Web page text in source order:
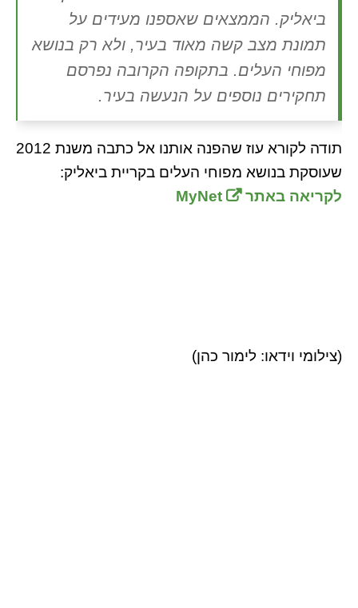
ביאליק. הממצאים שאספנו מעידים על
תמונת מצב קשה מאוד בעיר, ולא רק בנושא
מפוחי העלים. בתקופה הקרובה נפרסם
תחקירים נוספים על הנעשה בעיר.
תודה לקורא עוז שהפנה אותנו אל כתבה משנת 2012
שעוסקת בנושא מפוחי העלים בקריית ביאליק:
לקריאה באתר MyNet
(צילומי וידאו: לימור כהן)